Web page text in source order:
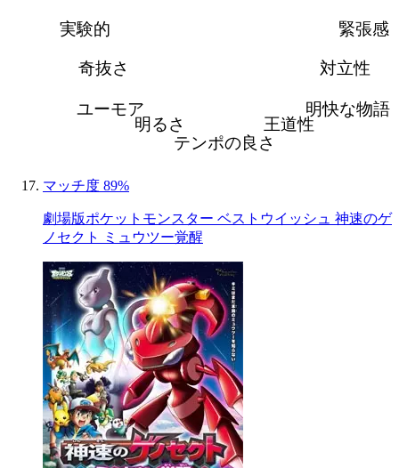
緊張感
対立性
明快な物語
王道性
テンポの良さ
明るさ
ユーモア
奇抜さ
実験的
マッチ度 89%
劇場版ポケットモンスター ベストウイッシュ 神速のゲ
ノセクト ミュウツー覚醒